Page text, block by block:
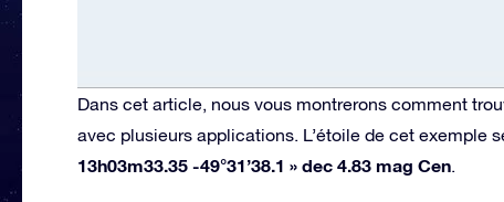
Dans cet article, nous vous montrerons comment
avec plusieurs applications. L’étoile de cet exemple
13h03m33.35 -49°31’38.1 » dec 4.83 mag Cen.